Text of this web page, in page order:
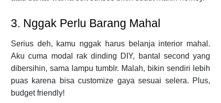
3. Nggak Perlu Barang Mahal
Serius deh, kamu nggak harus belanja interior mahal.
Aku cuma modal rak dinding DIY, bantal second yang
dibersihin, sama lampu tumblr. Malah, bikin sendiri lebih
puas karena bisa customize gaya sesuai selera. Plus,
budget friendly!